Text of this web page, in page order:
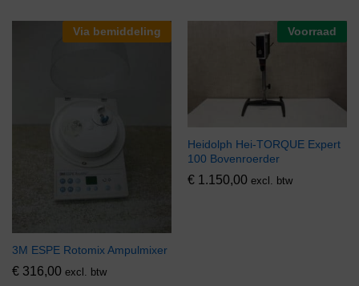
Via bemiddeling
3M ESPE Rotomix Ampulmixer
€ 316,00 excl. btw
Voorraad
Heidolph Hei-TORQUE Expert
100 Bovenroerder
€ 1.150,00 excl. btw